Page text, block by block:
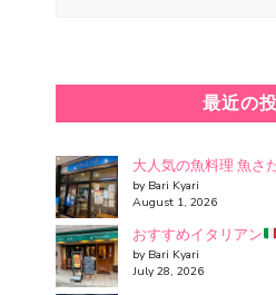
最近の
大人気の魚料理 魚さ
by Bari Kyari
August 1, 2026
おすすめイタリアン
by Bari Kyari
July 28, 2026